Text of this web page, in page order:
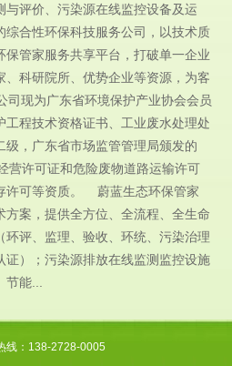
评价、污染源在线监控设备及运
综合性环保科技服务公司，以技术质
管家服务共享平台，打破单一企业
、科研院所、优势企业等资源，为客
现为广东省环境保护产业协会会员
程技术资格证书、工业废水处理处
，广东省市场监管管理局颁发的
营许可证和危险废物道路运输许可
许可等资质。 蔚蓝生态环保管家
案，提供全方位、全流程、全生命
环评、监理、验收、环统、污染治理
证）；污染源排放在线监测监控设施
能...
线：138-2728-0005